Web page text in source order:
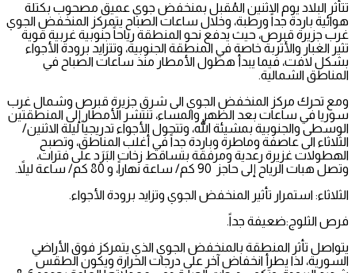
تتأثر البلاد يوم الاثنين المُقبل بمنخفض جوي عميق مصحوب بكتلة
هوائية باردة جداً ورطبة، وخلال ساعات الصباح يتمركز المنخفض الجوي
غرب جزيرة قبرص، حيث يدفع نحو المنطقة رياحاً جنوبية غربية قوية
تثير الغبار والأتربة خاصة في المنطقة الجنوبية، وتتزايد برودة الأجواء
بشكل لافت، فيما يبدأ هطول الأمطار منذ ساعات الصباح في
المناطق الشمالية.
ومع تحرك مركز المنخفض الجوي الى شرق جزيرة قبرص وشمال غرب
سوريا في ساعات بعد الظهر والمساء، تنتشر الأمطار إلى المنطقتين
الوسطى والجنوبية بمشيئة الله، وتتحول الأجواء تدريجياً ليلة الاثنين/
الثلاثاء الى عاصفة وماطرة وباردة جداً في أغلب المناطق، وتصبح
الهطولات غزيرة رعدية ومرفقة بتساقط زخات البَرَد على فترات،
وتصل هبات الرياح إلى حاجز 90 كم/ ساعة نهاراً، و 80 كم/ ساعة ليلاً.
الثلاثاء: استمرار تأثير المنخفض الجوي وتزايد برودة الأجواء.
فرص الثلوج:ضعيفة جداً.
يتواصل تأثر المنطقة بالمنخفض الجوي الذي يتمركز فوق الأراضي
السورية، لذا يطرأ انخفاض آخر على درجات الحرارة ويكون الطقس